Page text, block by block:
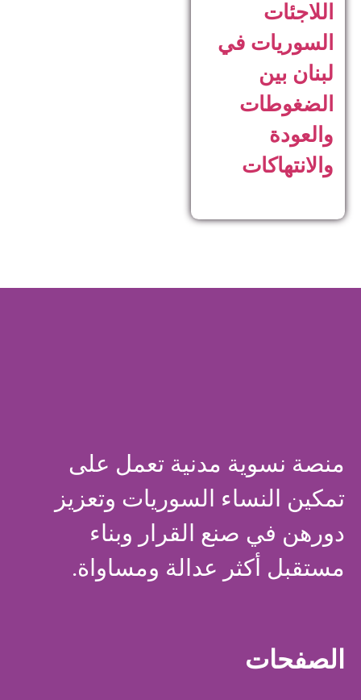
اللاجئات
السوريات في
لبنان بين
الضغوطات
والعودة
والانتهاكات
منصة نسوية مدنية تعمل على
تمكين النساء السوريات وتعزيز
دورهن في صنع القرار وبناء
مستقبل أكثر عدالة ومساواة.
الصفحات